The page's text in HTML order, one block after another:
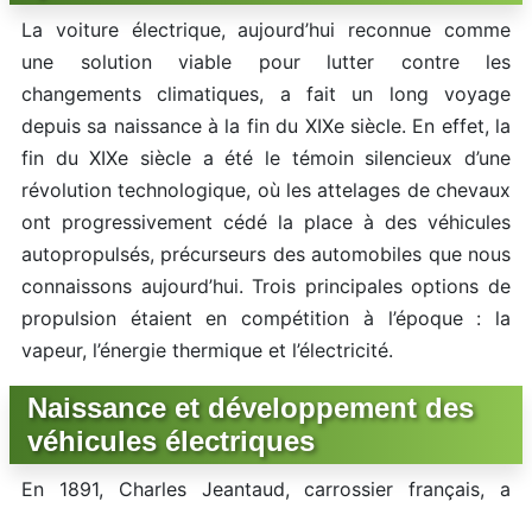
La voiture électrique, aujourd’hui reconnue comme
une solution viable pour lutter contre les
changements climatiques, a fait un long voyage
depuis sa naissance à la fin du XIXe siècle. En effet, la
fin du XIXe siècle a été le témoin silencieux d’une
révolution technologique, où les attelages de chevaux
ont progressivement cédé la place à des véhicules
autopropulsés, précurseurs des automobiles que nous
connaissons aujourd’hui. Trois principales options de
propulsion étaient en compétition à l’époque : la
vapeur, l’énergie thermique et l’électricité.
Naissance et développement des
véhicules électriques
En 1891, Charles Jeantaud, carrossier français, a